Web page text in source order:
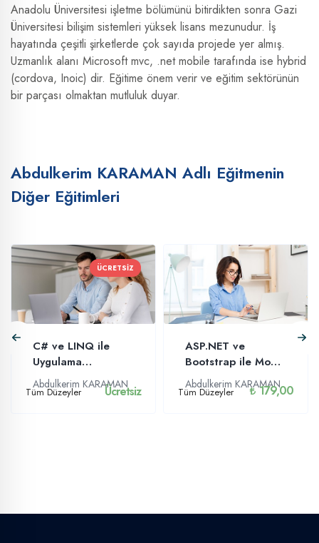
Anadolu Üniversitesi işletme bölümünü bitirdikten sonra Gazi
Üniversitesi bilişim sistemleri yüksek lisans mezunudur. İş
hayatında çeşitli şirketlerde çok sayıda projede yer almış.
Uzmanlık alanı Microsoft mvc, .net mobile tarafında ise hybrid
(cordova, Inoic) dir. Eğitime önem verir ve eğitim sektörünün
bir parçası olmaktan mutluluk duyar.
Abdulkerim KARAMAN Adlı Eğitmenin
Diğer Eğitimleri
ÜCRETSİZ
C# ve LINQ ile
Uygulama
Geliştirme Temel
Eğitimi
Abdulkerim KARAMAN
Tüm Düzeyler Ücretsiz
ASP.NET ve
Bootstrap ile Mobil
Uyumlu Uygulama
Geliştirme
Abdulkerim KARAMAN
Tüm Düzeyler 179,00